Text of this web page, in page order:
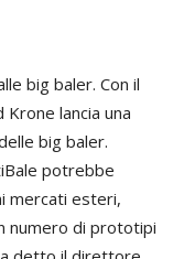
big baler. Con il
lancia una
big baler.
potrebbe
mercati esteri,
numero di prototipi